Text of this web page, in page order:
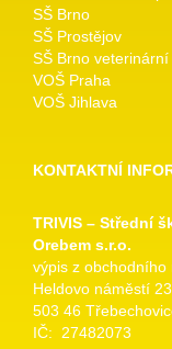
SŠ Brno
SŠ Prostějov
SŠ Brno veterinární
VOŠ Praha
VOŠ Jihlava
KONTAKTNÍ
TRIVIS – Střední
Orebem s.r.o.
výpis z obchodního
Heldovo náměstí
503 46
IČ: 27482073